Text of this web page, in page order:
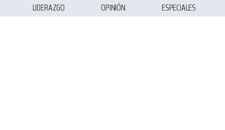
LIDERAZGO OPINIÓN ESPECIALES